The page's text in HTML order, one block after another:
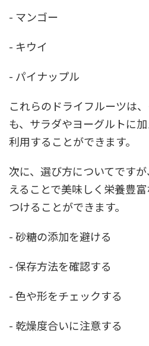
- マンゴー
- キウイ
- パイナップル
これらのドライフルーツは
も、サラダやヨーグルトに
利用することができます。
次に、選び方についてです
えることで美味しく栄養豊
つけることができます。
- 砂糖の添加を避ける
- 保存方法を確認する
- 色や形をチェックする
- 乾燥度合いに注意する